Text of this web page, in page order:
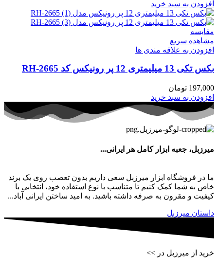
افزودن به سبد خرید
مقایسه
مشاهده سریع
افزودن به علاقه مندی ها
بکس تکی 13 میلیمتری 12 پر رونیکس کد RH-2665
197,000 تومان
افزودن به سبد خرید
میرزبل، جعبه ابزار کامل هر ایرانی...
ما در فروشگاه ابزار میرزبل سعی داریم بدون تعصب روی یک برند
خاص به شما کمک کنیم تا متناسب با نوع استفاده خود، انتخابی با
کیفیت و مقرون به صرفه داشته باشید. به امید ساختن ایرانی آباد...
داستان میرزبل
خرید از میرزبل در >>